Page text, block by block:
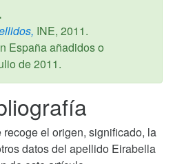
INE, 2011.
España añadidos o
de 2011.
el origen, significado, la
datos del apellido Eirabella